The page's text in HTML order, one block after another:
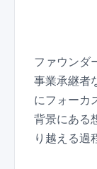
ファウンダ
事業承継者
にフォーカ
背景にある
り越える過